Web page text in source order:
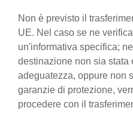
Non è previsto il
UE. Nel caso se ne
un'informativa specifica;
destinazione non sia stata
adeguatezza, oppure non
garanzie di protezione,
procedere con il